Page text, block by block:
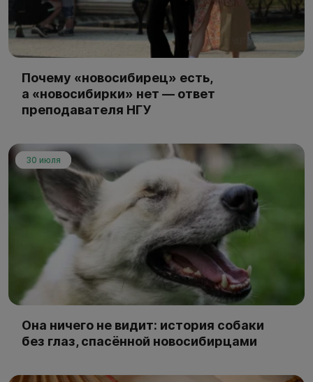
Почему «новосибирец» есть,
а «новосибирки» нет — ответ
преподавателя НГУ
30 июля
Она ничего не видит: история собаки
без глаз, спасённой новосибирцами